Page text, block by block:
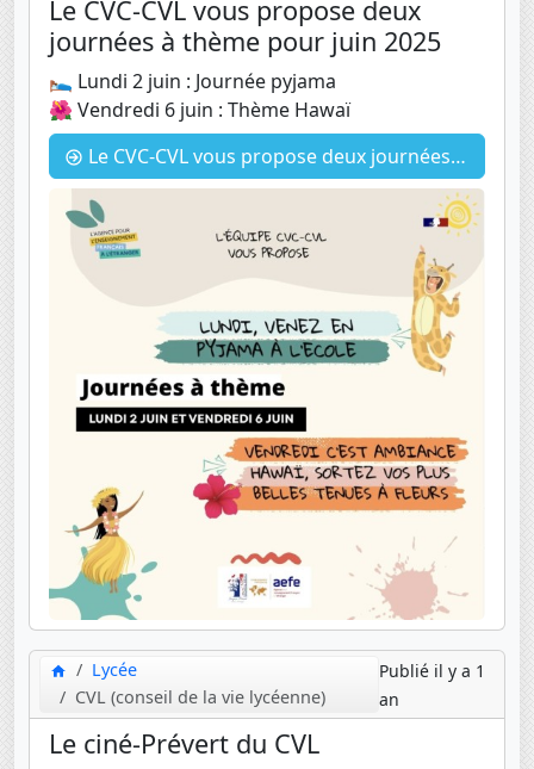
Le CVC-CVL vous propose deux
journées à thème pour juin 2025
🛌 Lundi 2 juin : Journée pyjama
🌺 Vendredi 6 juin : Thème Hawaï
Le CVC-CVL vous propose deux journées à thème pour juin 2025
Lycée
CVL (conseil de la vie lycéenne)
Publié il y a 1
an
Le ciné-Prévert du CVL